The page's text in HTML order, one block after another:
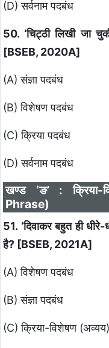
(D) सर्वनाम पदबंध
50. ‘चिट्ठी लिखी जा
[BSEB, 2020A]
(A) संज्ञा पदबंध
(B) विशेषण पदबंध
(C) क्रिया पदबंध
(D) सर्वनाम पदबंध
खण्ड ‘ङ’ :
Phrase)
51. ‘दिवाकर बहुत ही
है? [BSEB, 2021A]
(A) विशेषण पदबंध
(B) संज्ञा पदबंध
(C) क्रिया-विशेषण